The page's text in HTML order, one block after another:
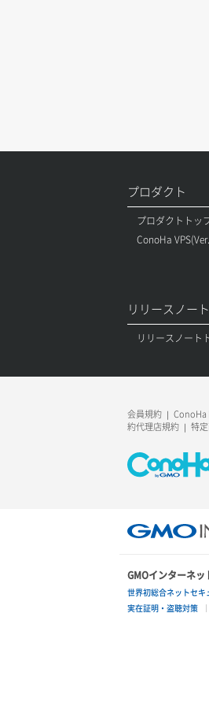
セキ
セキ
セキュ
セキュ
セキュ
ネット
ーク用
ネット
ーク用
ネット
ポート
ポート
ポート
メンバ
メンバ
リスナ
リスナ
ロード
ロード
ロード
オブ
オブジ
コンテ
コンテ
コンテ
レコー
プロダクト
プロダクトトッ
ConoHa
リリースノート
リリースノート
会員規約 ConoHa
約代理店規約
特
GMOインターネ
世界初総合ネットセキ
実在証明・盗聴対策